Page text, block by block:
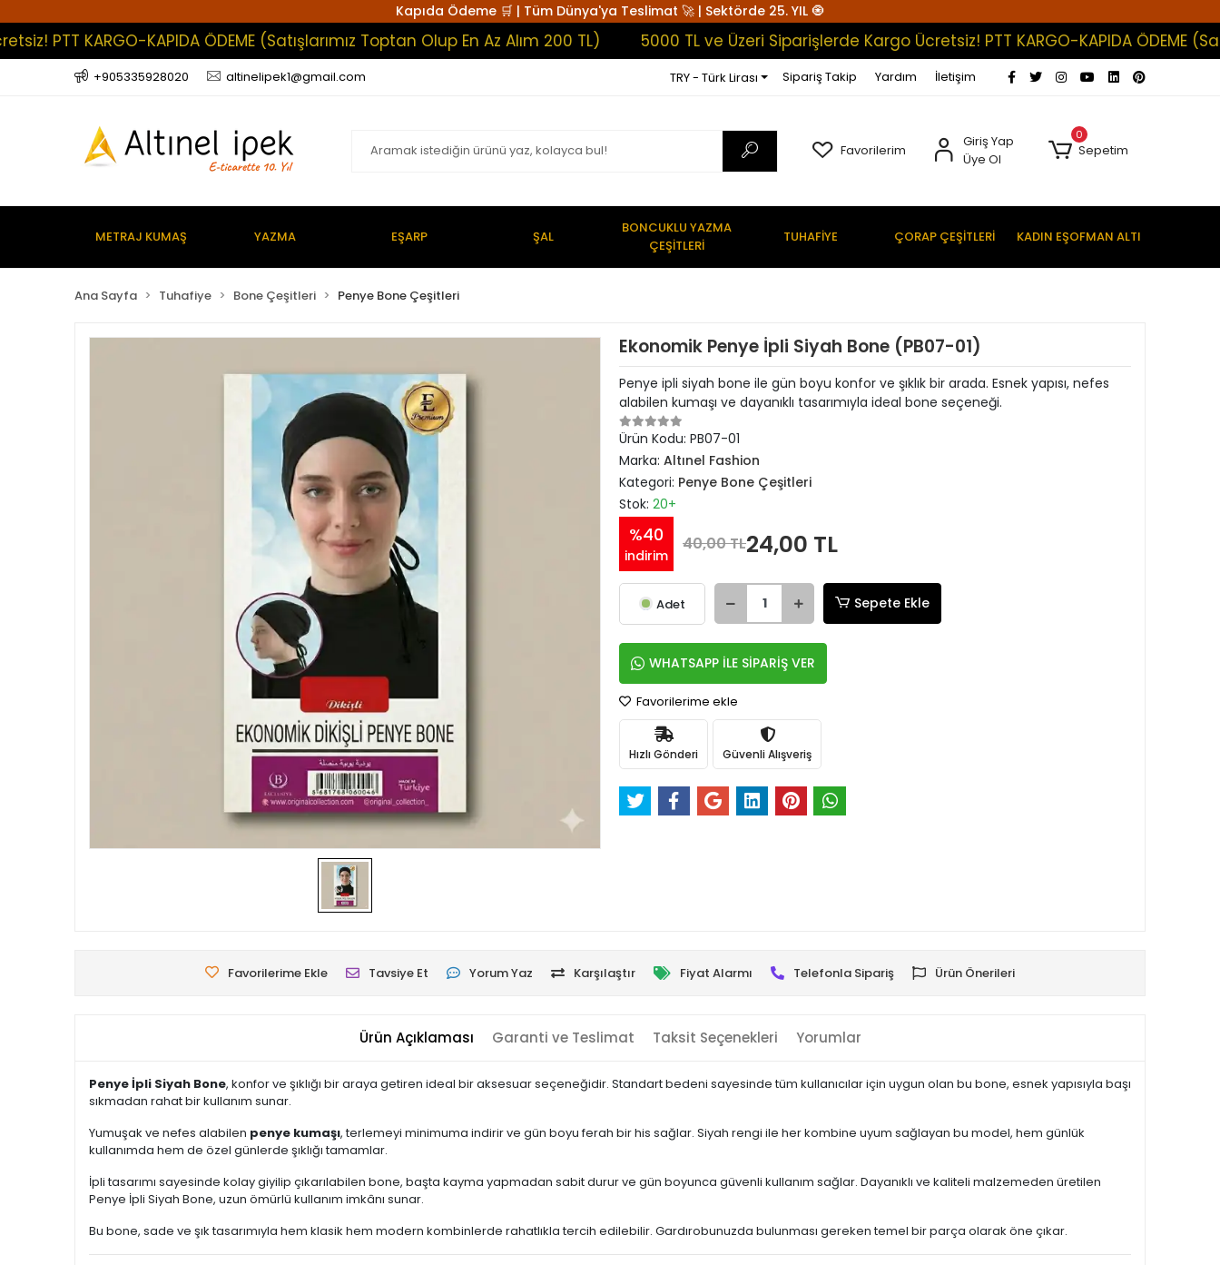
Kapıda Ödeme 🛒 | Tüm Dünya'ya Teslimat 🚀 | Sektörde 25. YIL 🧿
KARGO-KAPIDA ÖDEME (Satışlarımız Toptan Olup En Az Alım 200 TL) 5000 TL ve Üzeri Siparişlerde Kargo Ücretsiz! PTT KARGO-KAPIDA ÖDEME
+905335928020 altinelipek1@gmail.com TRY - Türk Lirası Sipariş Takip Yardım İletişim
Favorilerim
Giriş Yap
Üye Ol
0
Sepetim
METRAJ KUMAŞ YAZMA EŞARP ŞAL
BONCUKLU YAZMA
ÇEŞİTLERİ
TUHAFİYE ÇORAP ÇEŞİTLERİ KADIN EŞOFMAN ALTI
Ana Sayfa Tuhafiye Bone Çeşitleri Penye Bone Çeşitleri
Ekonomik Penye İpli Siyah Bone (PB07-01)
Penye ipli siyah bone ile gün boyu konfor ve şıklık bir arada. Esnek yapısı, nefes
alabilen kumaşı ve dayanıklı tasarımıyla ideal bone seçeneği.
Ürün Kodu: PB07-01
Marka: Altınel Fashion
Kategori: Penye Bone Çeşitleri
Stok: 20+
%40
indirim
40,00 TL24,00 TL
Adet Sepete Ekle
WHATSAPP İLE SİPARİŞ VER
Favorilerime ekle
Hızlı Gönderi Güvenli Alışveriş
Favorilerime Ekle Tavsiye Et Yorum Yaz Karşılaştır Fiyat Alarmı Telefonla Sipariş Ürün Önerileri
Ürün Açıklaması Garanti ve Teslimat Taksit Seçenekleri Yorumlar
Penye İpli Siyah Bone, konfor ve şıklığı bir araya getiren ideal bir aksesuar seçeneğidir. Standart bedeni sayesinde tüm kullanıcılar için uygun olan bu bone, esnek yapısıyla başı
sıkmadan rahat bir kullanım sunar.
Yumuşak ve nefes alabilen penye kumaşı, terlemeyi minimuma indirir ve gün boyu ferah bir his sağlar. Siyah rengi ile her kombine uyum sağlayan bu model, hem günlük
kullanımda hem de özel günlerde şıklığı tamamlar.
İpli tasarımı sayesinde kolay giyilip çıkarılabilen bone, başta kayma yapmadan sabit durur ve gün boyunca güvenli kullanım sağlar. Dayanıklı ve kaliteli malzemeden üretilen
Penye İpli Siyah Bone, uzun ömürlü kullanım imkânı sunar.
Bu bone, sade ve şık tasarımıyla hem klasik hem modern kombinlerde rahatlıkla tercih edilebilir. Gardırobunuzda bulunması gereken temel bir parça olarak öne çıkar.